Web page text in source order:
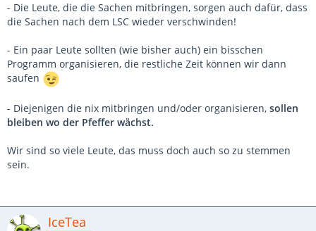
- Die Leute, die die Sachen mitbringen, sorgen auch dafür, dass
die Sachen nach dem LSC wieder verschwinden!
- Ein paar Leute sollten (wie bisher auch) ein bisschen
Programm organisieren, die restliche Zeit können wir dann
saufen
- Diejenigen die nix mitbringen und/oder organisieren, sollen
bleiben wo der Pfeffer wächst.
Wir sind so viele Leute, das muss doch auch so zu stemmen
sein.
IceTea